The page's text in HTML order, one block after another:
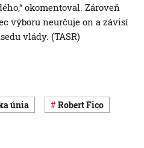
okomentoval. Zároveň
výboru neurčuje on a závisí
vlády. (TASR)
únia Robert Fico